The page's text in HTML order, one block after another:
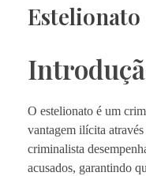
Estelionato
O estelionato é um
vantagem ilícita
criminalista
acusados, garantindo